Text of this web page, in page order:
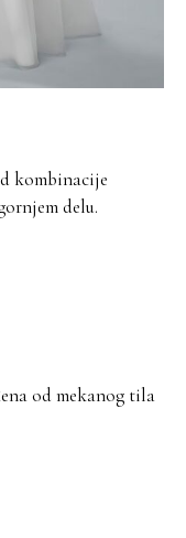
kombinacije
delu.
od mekanog tila